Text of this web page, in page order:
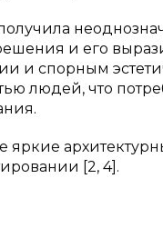
и его
и спорным
людей, что
яркие
[2, 4].